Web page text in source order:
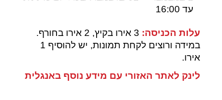
עד 16:00
עלות הכניסה:
3 אירו בקיץ, 2 אירו בחורף.
במידה ורוצים לקחת תמונות, יש להוסיף 1
אירו.
לינק לאתר האזורי עם מידע נוסף באנגלית